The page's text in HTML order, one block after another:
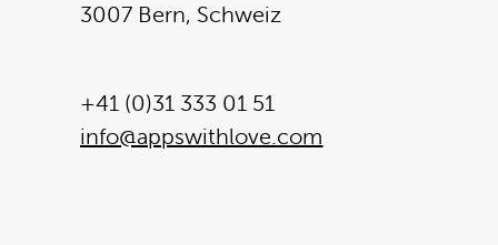
3007 Bern, Schweiz
+41 (0)31 333 01 51
info@appswithlove.com